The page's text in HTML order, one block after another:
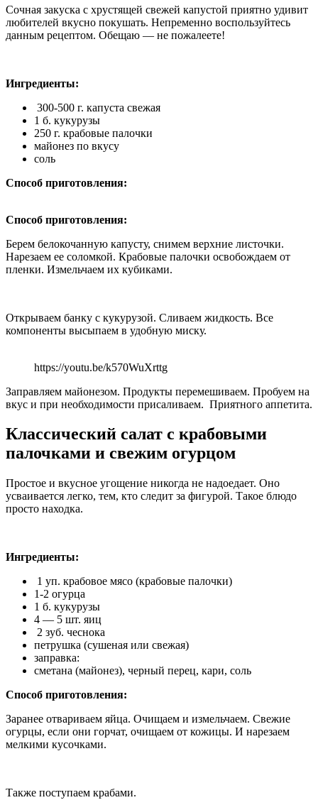
Сочная закуска с хрустящей свежей капустой приятно удивит
любителей вкусно покушать. Непременно воспользуйтесь
данным рецептом. Обещаю — не пожалеете!
Ингредиенты:
300-500 г. капуста свежая
1 б. кукурузы
250 г. крабовые палочки
майонез по вкусу
соль
Способ приготовления:
Способ приготовления:
Берем белокочанную капусту, снимем верхние листочки.
Нарезаем ее соломкой. Крабовые палочки освобождаем от
пленки. Измельчаем их кубиками.
Открываем банку с кукурузой. Сливаем жидкость. Все
компоненты высыпаем в удобную миску.
https://youtu.be/k570WuXrttg
Заправляем майонезом. Продукты перемешиваем. Пробуем на
вкус и при необходимости присаливаем. Приятного аппетита.
Классический салат с крабовыми
палочками и свежим огурцом
Простое и вкусное угощение никогда не надоедает. Оно
усваивается легко, тем, кто следит за фигурой. Такое блюдо
просто находка.
Ингредиенты:
1 уп. крабовое мясо (крабовые палочки)
1-2 огурца
1 б. кукурузы
4 — 5 шт. яиц
2 зуб. чеснока
петрушка (сушеная или свежая)
заправка:
сметана (майонез), черный перец, кари, соль
Способ приготовления:
Заранее отвариваем яйца. Очищаем и измельчаем. Свежие
огурцы, если они горчат, очищаем от кожицы. И нарезаем
мелкими кусочками.
Также поступаем крабами.